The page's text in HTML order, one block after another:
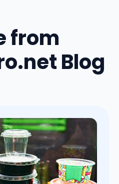
from
Blog